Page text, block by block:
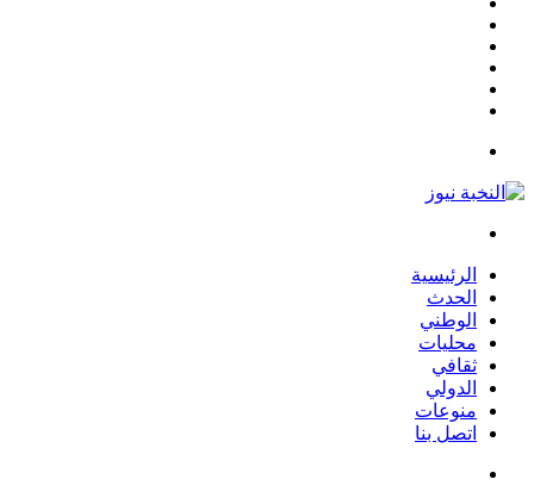
الرئيسية
الحدث
الوطني
محليات
ثقافي
الدولي
منوعات
اتصل بنا